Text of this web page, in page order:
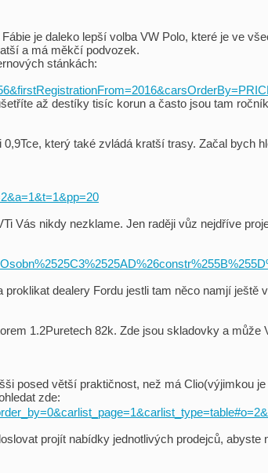
je daleko lepší volba VW Polo, které je ve
a má měkčí podvozek.
stánkách:
až destíky tisíc korun a často jsou tam
který také zvládá kratší trasy. Začal bych
Vás nikdy nezklame. Jen raději vůz nejdříve
dealery Fordu jestli tam něco namjí ještě
1.2Puretech 82k. Zde jsou skladovky a může
posed větší praktičnost, než má Clio(výjimkou
zde:
projít nabídky jednotlivých prodejců, abyste